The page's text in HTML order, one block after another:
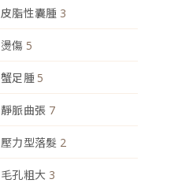
皮脂性囊腫 3
燙傷 5
蟹足腫 5
靜脈曲張 7
壓力型落髮 2
毛孔粗大 3